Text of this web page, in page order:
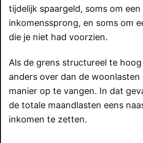
tijdelijk spaargeld, soms om een
inkomenssprong, en soms om
die je niet had voorzien.
Als de grens structureel te
anders over dan de woonlasten
manier op te vangen. In dat
de totale maandlasten eens
inkomen te zetten.